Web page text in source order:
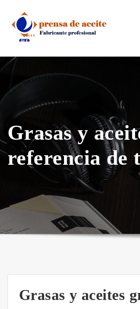
content
Grasas y
referencia de
Grasas y aceites